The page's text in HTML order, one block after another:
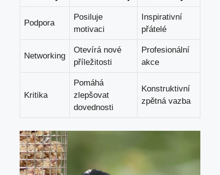
Podpora
Posiluje
motivaci
Inspirativní
přátelé
Networking
Otevírá nové
příležitosti
Profesionální
akce
Kritika
Pomáhá
zlepšovat
dovednosti
Konstruktivní
zpětná vazba